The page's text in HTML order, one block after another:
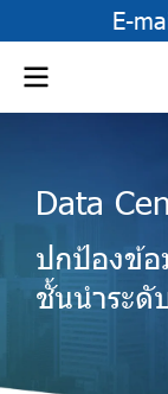
E-
Data
ปกป้องข้
ชั้นนําระดั